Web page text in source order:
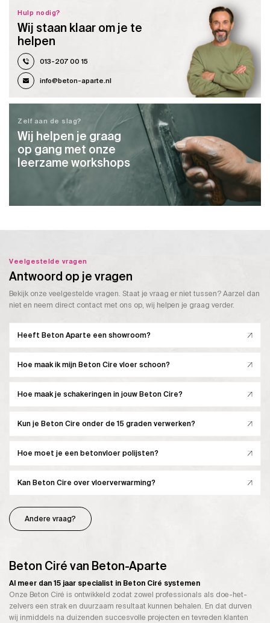
Hulp nodig?
Wij staan klaar om je te
helpen
013-207 00 15
info@beton-aparte.nl
Zelf aan de slag?
Wij helpen je graag
op gang met onze
leerzame workshops
Veelgestelde vragen
Antwoord op je vragen
Bekijk onze veelgestelde vragen. Staat je vraag er niet tussen? Aarzel dan
niet en neem direct contact met ons op, wij helpen je graag verder.
Heeft Beton Aparte een showroom?
Hoe maak ik mijn Beton Cire vloer schoon?
Hoe maak je schakeringen in jouw Beton Cire?
Kun je Beton Cire onder de 15 graden verwerken?
Hoe moet je een betonvloer polijsten?
Kan Beton Cire over vloerverwarming?
Andere vraag?
Beton Ciré van Beton-Aparte
Al meer dan 15 jaar specialist in Beton Ciré systemen
Onze Beton Ciré is ontwikkeld zodat zowel professionals als doe-het-
zelvers een strak en duurzaam resultaat kunnen behalen. En dat durven
wij inmiddels na duizenden succesvolle projecten en tevreden klanten